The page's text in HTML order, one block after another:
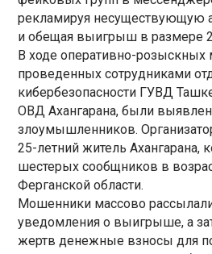
рекламируя несуществующую
и обещая выигрыш в размере
В ходе оперативно-розыскных
проведенных сотрудниками
кибербезопасности ГУВД
ОВД Ахангарана, были
злоумышленников.
25-летний житель Ахангарана,
шестерых сообщников в
Ферганской области.
Мошенники массово
уведомления о выигрыше, а
жертв денежные взносы для